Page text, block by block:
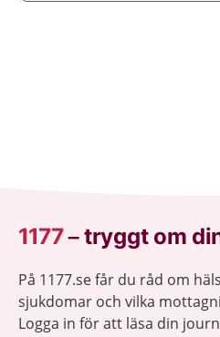
1177–tryggt om
På 1177.se får du råd om
sjukdomar och vilka
Logga in för att läsa din